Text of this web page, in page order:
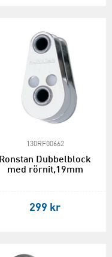
130RF00662
Ronstan Dubbelblock
med rörnit,19mm
299 kr